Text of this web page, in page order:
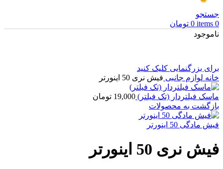
جستجو
0
items
0 تومان
ناموجود
برای بزرگنمایی کلیک کنید
خانه لوازم جانبی فیش نری 50 اینورتر
ماسک فیلتردار (تک فیلتر) 19,000 تومان
بازگشت به محصولات
فیش مادگی 50 اینورتر
فیش نری 50 اینورتر